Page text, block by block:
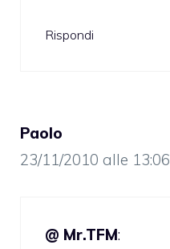
Rispondi
Paolo
23/11/2010 alle 13:06
@ Mr.TFM: